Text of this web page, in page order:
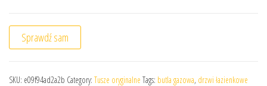
Sprawdź sam
SKU: e09f94ad2a2b Category: Tusze oryginalne Tags: butla gazowa, drzwi łazienkowe